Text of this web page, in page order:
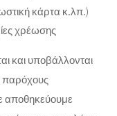
κάρτα κ.λπ.)
χρέωσης
και υποβάλλονται
παρόχους
αποθηκεύουμε